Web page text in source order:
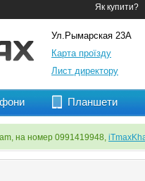
Як купити?
Ул.Рымарская 23А
Карта проїзду
Лист директору
Планшети
на номер 0991419948,